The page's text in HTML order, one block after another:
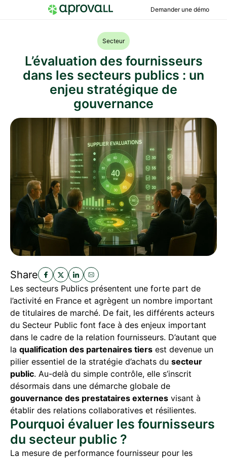
Demander une démo
Secteur
L’évaluation des fournisseurs
dans les secteurs publics : un
enjeu stratégique de
gouvernance
Les secteurs Publics présentent une forte part de
l’activité en France et agrègent un nombre important
de titulaires de marché. De fait, les différents acteurs
du Secteur Public font face à des enjeux important
dans le cadre de la relation fournisseurs. D’autant que
la qualification des partenaires tiers est devenue un
pilier essentiel de la stratégie d’achats du secteur
public. Au-delà du simple contrôle, elle s’inscrit
désormais dans une démarche globale de
gouvernance des prestataires externes visant à
établir des relations collaboratives et résilientes.
Pourquoi évaluer les fournisseurs
du secteur public ?
La mesure de performance fournisseur pour les
Share